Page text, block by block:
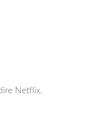
Netflix.